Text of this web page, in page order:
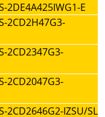
2DE4A425IWG1-E
2CD2H47G3-
2CD2347G3-
2CD2047G3-
2CD2646G2-IZSU/SL